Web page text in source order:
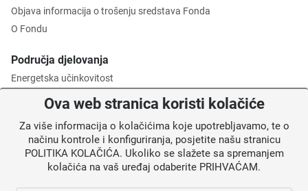
Objava informacija o trošenju sredstava Fonda
O Fondu
Područja djelovanja
Energetska učinkovitost
Zaštita okoliša
Posredničko tijelo razine 2
Informacije za korisnike
Ova web stranica koristi kolačiće
Za više informacija o kolačićima koje upotrebljavamo, te o
načinu kontrole i konfiguriranja, posjetite našu stranicu
POLITIKA KOLAČIĆA. Ukoliko se slažete sa spremanjem
kolačića na vaš uređaj odaberite PRIHVAĆAM.